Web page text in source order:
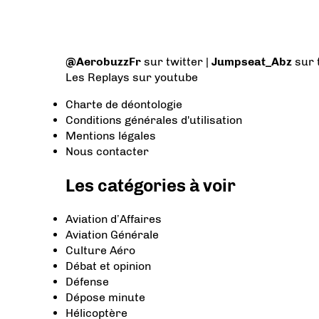
@AerobuzzFr sur twitter | Jumpseat_Abz sur
Les Replays sur youtube
Charte de déontologie
Conditions générales d'utilisation
Mentions légales
Nous contacter
Les catégories à voir
Aviation d’Affaires
Aviation Générale
Culture Aéro
Débat et opinion
Défense
Dépose minute
Hélicoptère